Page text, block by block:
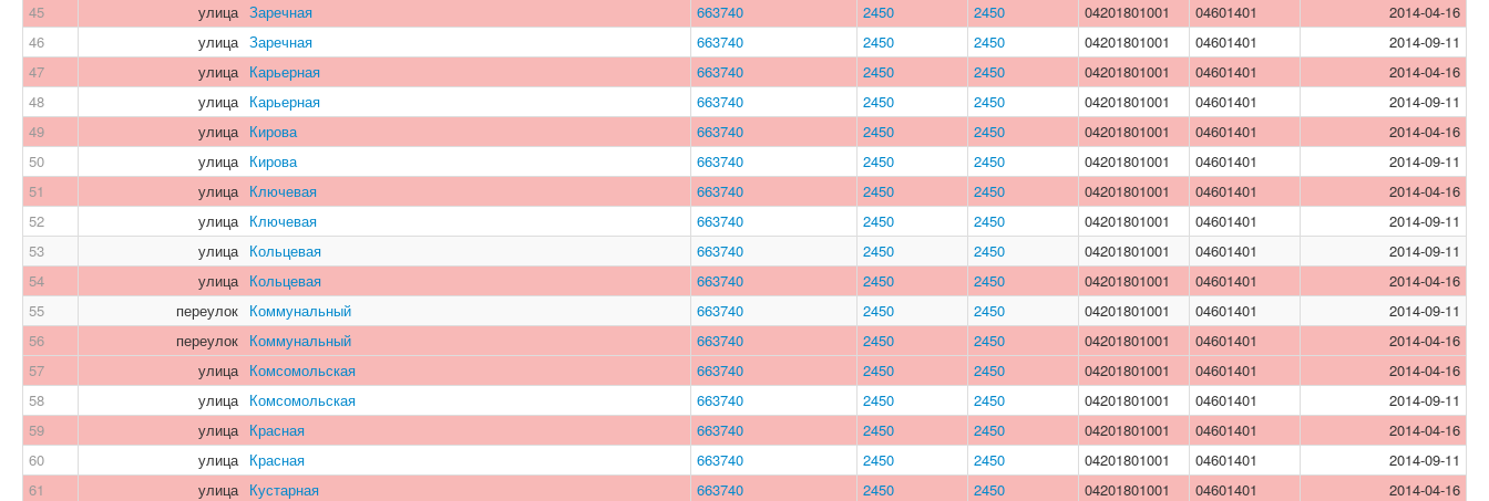
45
улица Заречная 663740 2450 2450 04201801001 04601401
2014-04-16
46
улица Заречная 663740 2450 2450 04201801001 04601401
2014-09-11
47
улица Карьерная 663740 2450 2450 04201801001 04601401
2014-04-16
48
улица Карьерная 663740 2450 2450 04201801001 04601401
2014-09-11
49
улица Кирова 663740 2450 2450 04201801001 04601401
2014-04-16
50
улица Кирова 663740 2450 2450 04201801001 04601401
2014-09-11
51
улица Ключевая 663740 2450 2450 04201801001 04601401
2014-04-16
52
улица Ключевая 663740 2450 2450 04201801001 04601401
2014-09-11
53
улица Кольцевая 663740 2450 2450 04201801001 04601401
2014-09-11
54
улица Кольцевая 663740 2450 2450 04201801001 04601401
2014-04-16
55
переулок Коммунальный 663740 2450 2450 04201801001 04601401
2014-09-11
56
переулок Коммунальный 663740 2450 2450 04201801001 04601401
2014-04-16
57
улица Комсомольская 663740 2450 2450 04201801001 04601401
2014-04-16
58
улица Комсомольская 663740 2450 2450 04201801001 04601401
2014-09-11
59
улица Красная 663740 2450 2450 04201801001 04601401
2014-04-16
60
улица Красная 663740 2450 2450 04201801001 04601401
2014-09-11
61
улица Кустарная 663740 2450 2450 04201801001 04601401
2014-04-16